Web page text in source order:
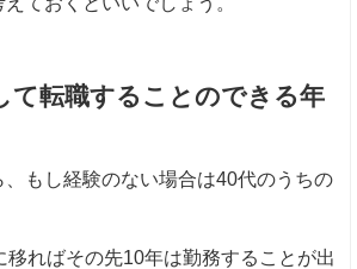
て転職することのできる年
もし経験のない場合は40代のうちの
移ればその先10年は勤務することが出